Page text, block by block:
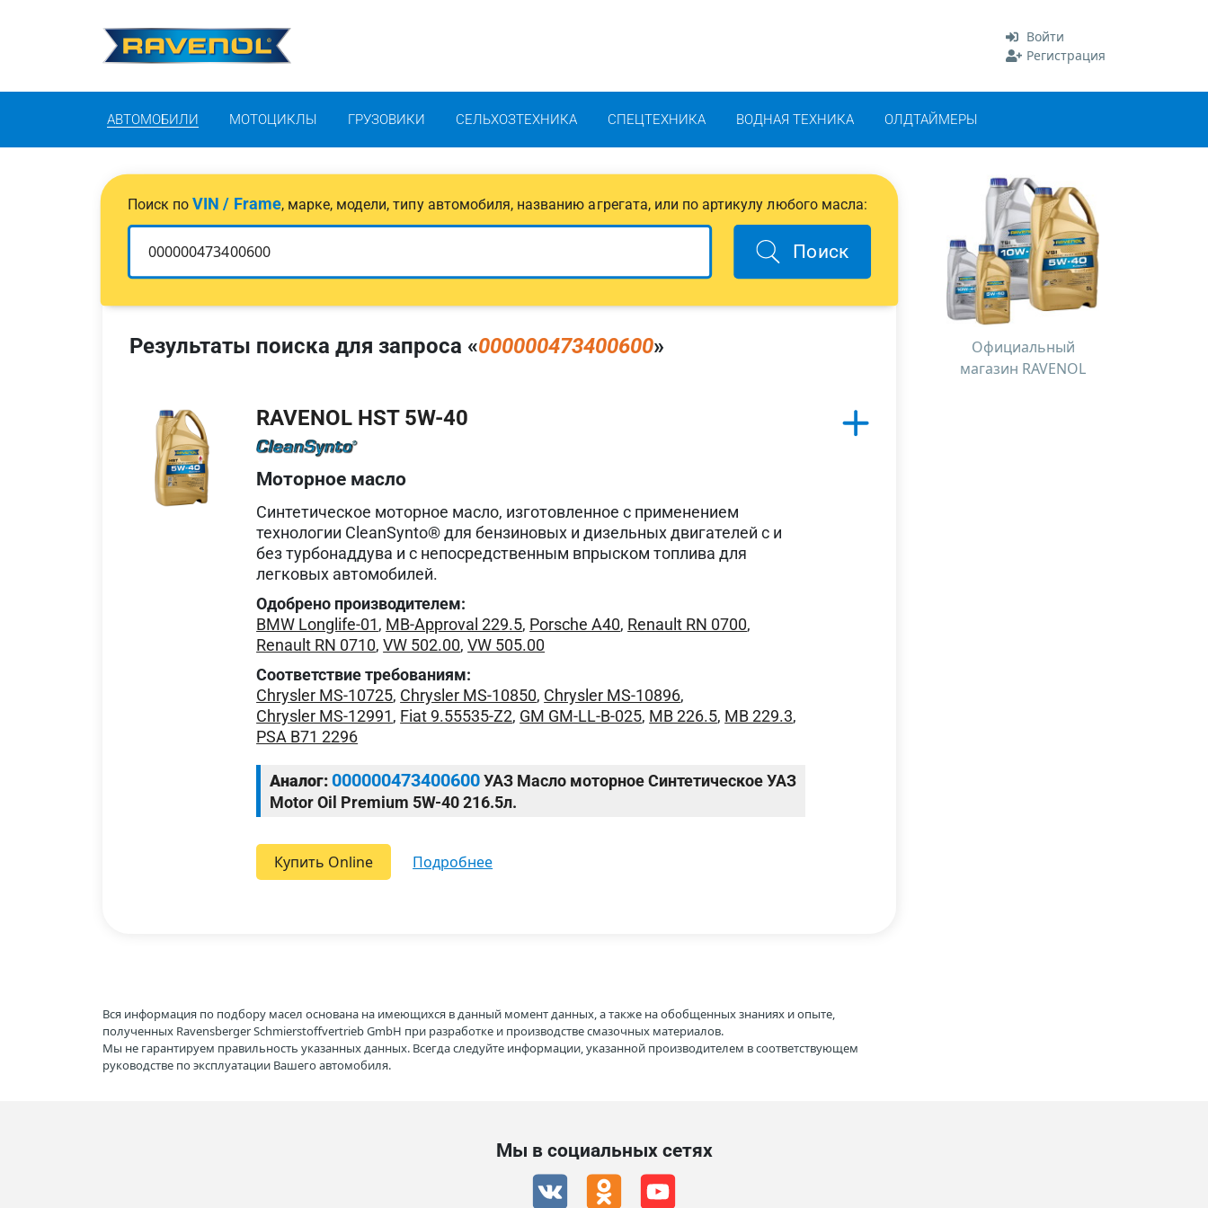
Войти
Регистрация
АВТОМОБИЛИ МОТОЦИКЛЫ ГРУЗОВИКИ СЕЛЬХОЗТЕХНИКА СПЕЦТЕХНИКА ВОДНАЯ ТЕХНИКА ОЛДТАЙМЕРЫ
Поиск поVIN / Frame, марке, модели, типу автомобиля, названию агрегата, или по артикулу любого масла:
Поиск
Результаты поиска для запроса «000000473400600»
RAVENOL HST 5W-40
Моторное масло
Синтетическое моторное масло, изготовленное с применением
технологии CleanSynto® для бензиновых и дизельных двигателей с и
без турбонаддува и с непосредственным впрыском топлива для
легковых автомобилей.
Одобрено производителем:
BMW Longlife-01, MB-Approval 229.5, Porsche A40, Renault RN 0700,
Renault RN 0710,VW 502.00,VW 505.00
Соответствие требованиям:
Chrysler MS-10725, Chrysler MS-10850, Chrysler MS-10896,
Chrysler MS-12991, Fiat 9.55535-Z2, GM GM-LL-B-025, MB 226.5, MB 229.3,
PSA B71 2296
Аналог: 000000473400600УАЗ Масло моторное Синтетическое УАЗ
Motor Oil Premium 5W-40 216.5л.
Купить Online подробнее
Официальный
магазин RAVENOL
Вся информация по подбору масел основана на имеющихся в данный момент данных, а также на обобщенных знаниях и опыте,
полученных Ravensberger Schmierstoffvertrieb GmbH при разработке и производстве смазочных материалов.
Мы не гарантируем правильность указанных данных. Всегда следуйте информации, указанной производителем в соответствующем
руководстве по эксплуатации Вашего автомобиля.
Мы в социальных сетях